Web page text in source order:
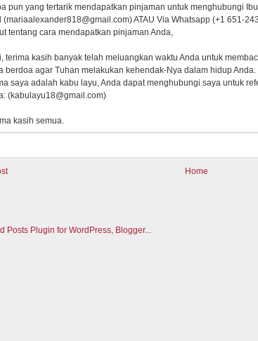
pun yang tertarik mendapatkan pinjaman untuk menghubungi
(mariaalexander818@gmail.com) ATAU Via Whatsapp (+1 651-
tentang cara mendapatkan pinjaman Anda,
terima kasih banyak telah meluangkan waktu Anda untuk
berdoa agar Tuhan melakukan kehendak-Nya dalam hidup Anda.
saya adalah kabu layu, Anda dapat menghubungi saya untuk
(kabulayu18@gmail.com)
kasih semua.
Home